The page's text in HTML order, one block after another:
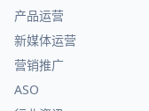
产品运营
新媒体运营
营销推广
ASO